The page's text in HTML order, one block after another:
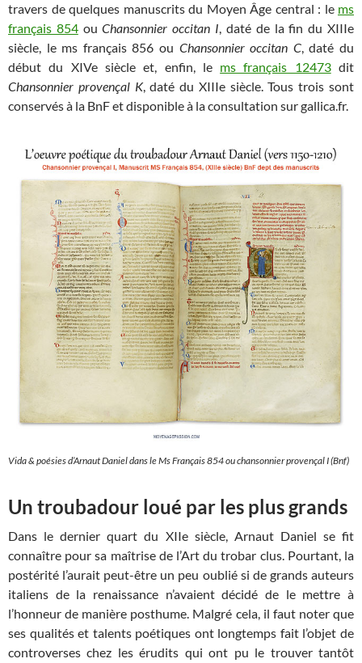
travers de quelques manuscrits du Moyen Âge central : le ms
français 854ouChansonnier occitan I, daté de la fin du XIIIe
siècle, le ms français 856 ou Chansonnier occitan C, daté du
début du XIVe siècle et, enfin, le ms français 12473dit
Chansonnier provençal K, daté du XIIIe siècle. Tous trois sont
conservés à la BnF et disponible à la consultation sur gallica.fr.
Vida & poésies d’Arnaut Daniel dans le Ms Français 854 ou chansonnier provençal I (Bnf)
Un troubadour loué par les plus grands
Dans le dernier quart du XIIe siècle, Arnaut Daniel se fit
connaître pour sa maîtrise de l’Art du trobar clus. Pourtant, la
postérité l’aurait peut-être un peu oublié si de grands auteurs
italiens de la renaissance n’avaient décidé de le mettre à
l’honneur de manière posthume. Malgré cela, il faut noter que
ses qualités et talents poétiques ont longtemps fait l’objet de
controverses chez les érudits qui ont pu le trouver tantôt